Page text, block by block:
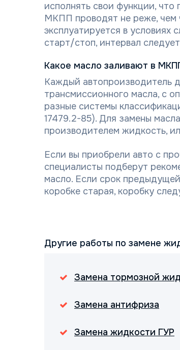
исполнять свои функции,
МКПП проводят не реже, чем
эксплуатируется в условиях
старт/стоп, интервал
Какое масло заливают в
Каждый автопроизводитель
трансмиссионного масла, с
разные системы
17479.2-85). Для замены
производителем жидкость,
Если вы приобрели авто с
специалисты подберут
масло. Если срок
коробке старая, коробку
Другие работы по замене
Замена тормозной
Замена антифриза
Замена жидкости ГУР